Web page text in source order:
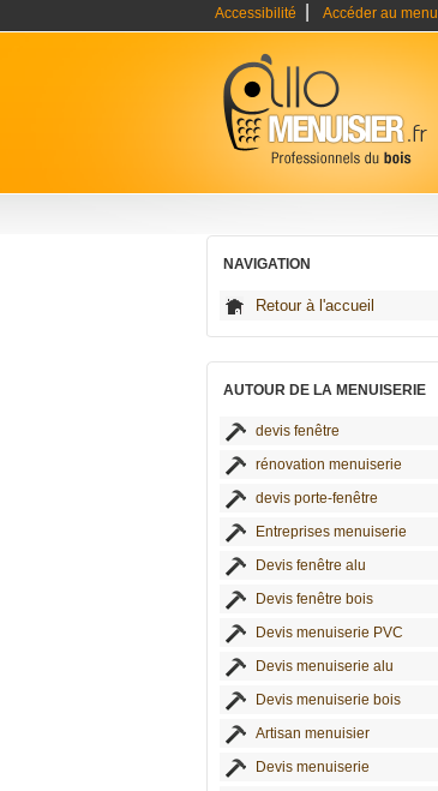
Accessibilité Accéder au menu
NAVIGATION
Retour à l'accueil
AUTOUR DE LA MENUISERIE
devis fenêtre
rénovation menuiserie
devis porte-fenêtre
Entreprises menuiserie
Devis fenêtre alu
Devis fenêtre bois
Devis menuiserie PVC
Devis menuiserie alu
Devis menuiserie bois
Artisan menuisier
Devis menuiserie